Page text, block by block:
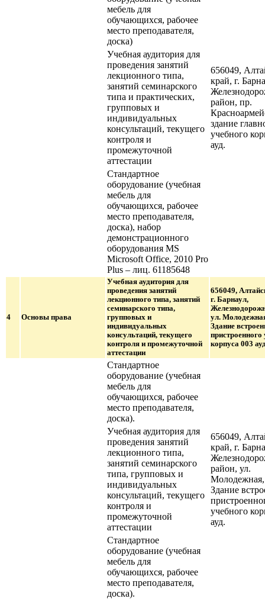
мебель для
обучающихся, рабочее
место преподавателя,
доска)
Учебная аудитория для
проведения занятий
лекционного типа,
занятий семинарского
типа и практических,
групповых и
индивидуальных
консультаций, текущего
контроля и
промежуточной
аттестации
656049,
край, г.
район, пр.
здание
учебного
ауд.
Стандартное
оборудование (учебная
мебель для
обучающихся, рабочее
место преподавателя,
доска), набор
демонстрационного
оборудования MS
Microsoft Office, 2010 Pro
Plus – лиц. 61185648
4 Основы права
Учебная аудитория для
проведения занятий
лекционного типа, занятий
семинарского типа,
групповых и
индивидуальных
консультаций, текущего
контроля и промежуточной
аттестации
656049,
г. Барнаул,
ул.
Здание
пристроенного
корпуса 003
Стандартное
оборудование (учебная
мебель для
обучающихся, рабочее
место преподавателя,
доска).
Учебная аудитория для
проведения занятий
лекционного типа,
занятий семинарского
типа, групповых и
индивидуальных
консультаций, текущего
контроля и
промежуточной
аттестации
656049,
край, г.
район, ул.
Здание
учебного
ауд.
Стандартное
оборудование (учебная
мебель для
обучающихся, рабочее
место преподавателя,
доска).